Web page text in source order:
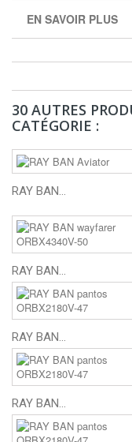
EN SAVOIR PLUS
30 AUTRES
CATÉGORIE :
RAY BAN...
RAY BAN...
RAY BAN...
RAY BAN...